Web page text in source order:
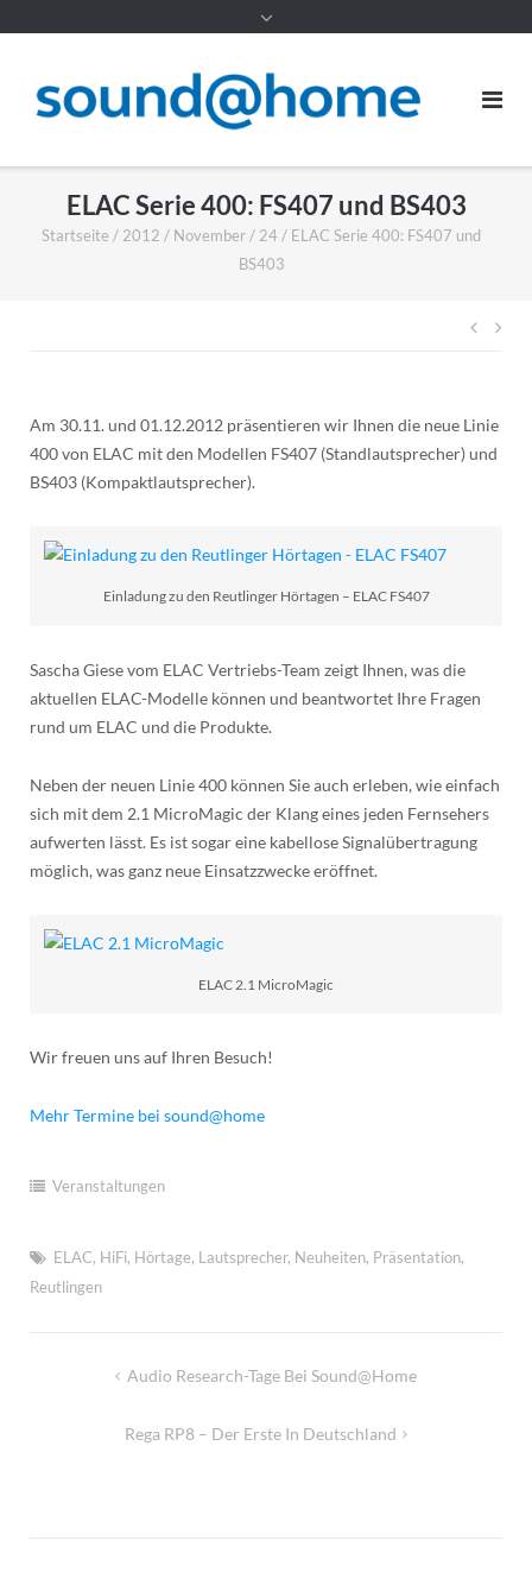
ELAC Serie 400: FS407 und BS403
Startseite / 2012 / November / 24 / ELAC Serie 400: FS407 und
BS403
Am 30.11. und 01.12.2012 präsentieren wir Ihnen die neue Linie
400 von ELAC mit den Modellen FS407 (Standlautsprecher) und
BS403 (Kompaktlautsprecher).
Einladung zu den Reutlinger Hörtagen – ELAC FS407
Sascha Giese vom ELAC Vertriebs-Team zeigt Ihnen, was die
aktuellen ELAC-Modelle können und beantwortet Ihre Fragen
rund um ELAC und die Produkte.
Neben der neuen Linie 400 können Sie auch erleben, wie einfach
sich mit dem 2.1 MicroMagic der Klang eines jeden Fernsehers
aufwerten lässt. Es ist sogar eine kabellose Signalübertragung
möglich, was ganz neue Einsatzzwecke eröffnet.
ELAC 2.1 MicroMagic
Wir freuen uns auf Ihren Besuch!
Mehr Termine bei sound@home
Veranstaltungen
ELAC, HiFi, Hörtage, Lautsprecher, Neuheiten, Präsentation,
Reutlingen
Beitragsnavigation
Audio Research-Tage Bei Sound@home
Rega RP8 – Der Erste In Deutschland